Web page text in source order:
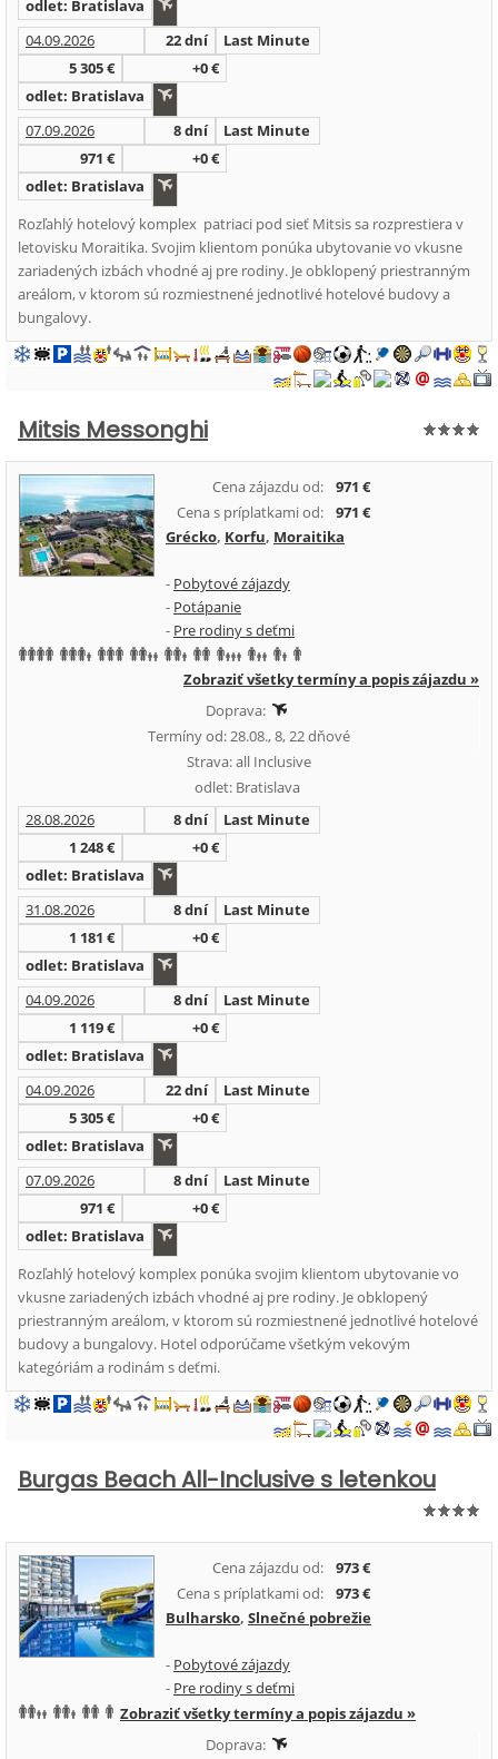
odlet: Bratislava
04.09.2026
22 dní
Last Minute
5 305 €
+0 €
odlet: Bratislava
07.09.2026
8 dní
Last Minute
971 €
+0 €
odlet: Bratislava
Rozľahlý hotelový komplex patriaci pod sieť Mitsis sa rozprestiera v
letovisku Moraitika. Svojim klientom ponúka ubytovanie vo vkusne
zariadených izbách vhodné aj pre rodiny. Je obklopený priestranným
areálom, v ktorom sú rozmiestnené jednotlivé hotelové budovy a
bungalovy.
Mitsis Messonghi
Cena zájazdu od:
971 €
Cena s príplatkami od:
971 €
Grécko, Korfu, Moraitika
- Pobytové zájazdy
- Potápanie
- Pre rodiny s deťmi
Zobraziť všetky termíny a popis zájazdu »
Doprava:
Termíny od: 28.08., 8, 22 dňové
Strava: all Inclusive
odlet: Bratislava
28.08.2026
8 dní
Last Minute
1 248 €
+0 €
odlet: Bratislava
31.08.2026
8 dní
Last Minute
1 181 €
+0 €
odlet: Bratislava
04.09.2026
8 dní
Last Minute
1 119 €
+0 €
odlet: Bratislava
04.09.2026
22 dní
Last Minute
5 305 €
+0 €
odlet: Bratislava
07.09.2026
8 dní
Last Minute
971 €
+0 €
odlet: Bratislava
Rozľahlý hotelový komplex ponúka svojim klientom ubytovanie vo
vkusne zariadených izbách vhodné aj pre rodiny. Je obklopený
priestranným areálom, v ktorom sú rozmiestnené jednotlivé hotelové
budovy a bungalovy. Hotel odporúčame všetkým vekovým
kategóriám a rodinám s deťmi.
Burgas Beach All-Inclusive s letenkou
Cena zájazdu od:
973 €
Cena s príplatkami od:
973 €
Bulharsko, Slnečné pobrežie
- Pobytové zájazdy
- Pre rodiny s deťmi
Zobraziť všetky termíny a popis zájazdu »
Doprava: